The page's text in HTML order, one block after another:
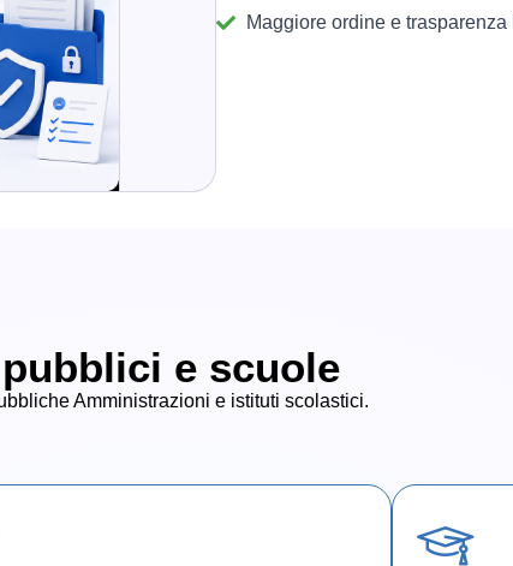
Maggiore ordine e trasparenza
e scuole
Amministrazioni e istituti scolastici.